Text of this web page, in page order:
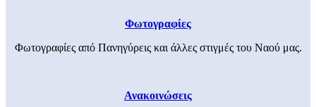
Φωτογραφίες
Φωτογραφίες από Πανηγύρεις και άλλες στιγμές του Ναού μας.
Ανακοινώσεις